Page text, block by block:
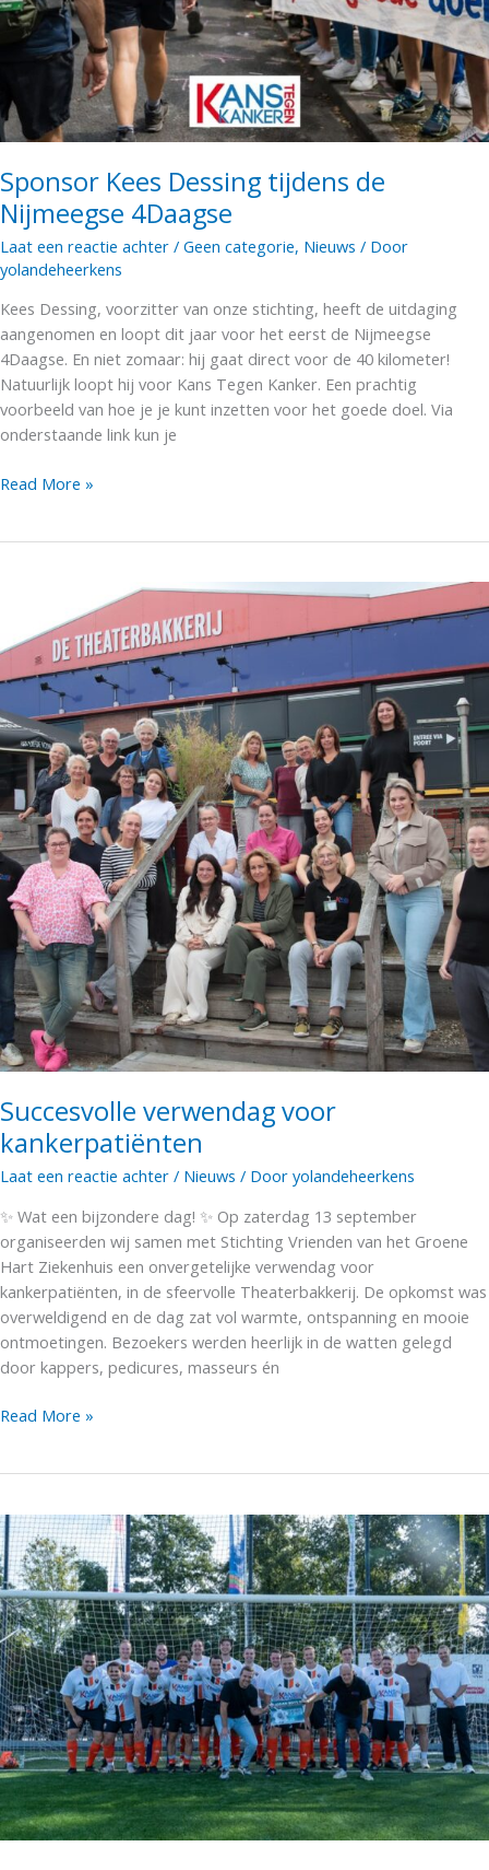
Sponsor Kees Dessing tijdens de
Nijmeegse 4Daagse
Laat een reactie achter / Geen categorie, Nieuws / Door
yolandeheerkens
Kees Dessing, voorzitter van onze stichting, heeft de uitdaging
aangenomen en loopt dit jaar voor het eerst de Nijmeegse
4Daagse. En niet zomaar: hij gaat direct voor de 40 kilometer!
Natuurlijk loopt hij voor Kans Tegen Kanker. Een prachtig
voorbeeld van hoe je je kunt inzetten voor het goede doel. Via
onderstaande link kun je
Sponsor
4Daagse
Read More »
Succesvolle verwendag voor
kankerpatiënten
Laat een reactie achter / Nieuws / Door yolandeheerkens
✨ Wat een bijzondere dag! ✨ Op zaterdag 13 september
organiseerden wij samen met Stichting Vrienden van het Groene
Hart Ziekenhuis een onvergetelijke verwendag voor
kankerpatiënten, in de sfeervolle Theaterbakkerij. De opkomst was
overweldigend en de dag zat vol warmte, ontspanning en mooie
ontmoetingen. Bezoekers werden heerlijk in de watten gelegd
door kappers, pedicures, masseurs én
Succesvolle
Read More »